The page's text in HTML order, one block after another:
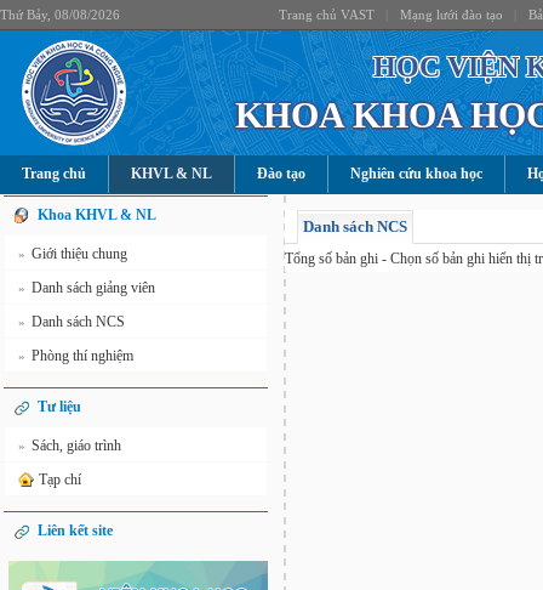
Thứ Bảy, 08/08/2026 Trang chủ VAST Mạng lưới đào tạo
HỌC VIỆN
KHOA KHOA
Trang chủ KHVL & NL Đào tạo Nghiên cứu khoa học
Khoa KHVL & NL
» Giới thiệu chung
» Danh sách giảng viên
» Danh sách NCS
» Phòng thí nghiệm
Tư liệu
» Sách, giáo trình
Tạp chí
Liên kết site
Danh sách NCS
Tổng số bản ghi - Chọn số bản ghi hiển thị